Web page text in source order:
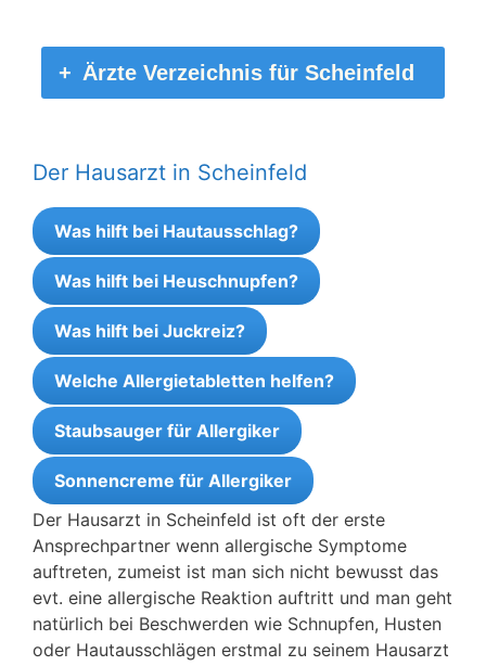
Ärzte Verzeichnis für Scheinfeld
Der Hausarzt in Scheinfeld
Was hilft bei Hautausschlag?
Was hilft bei Heuschnupfen?
Was hilft bei Juckreiz?
Welche Allergietabletten helfen?
Staubsauger für Allergiker
Sonnencreme für Allergiker
Der Hausarzt in Scheinfeld ist oft der erste
Ansprechpartner wenn allergische Symptome
auftreten, zumeist ist man sich nicht bewusst das
evt. eine allergische Reaktion auftritt und man geht
natürlich bei Beschwerden wie Schnupfen, Husten
oder Hautausschlägen erstmal zu seinem Hausarzt